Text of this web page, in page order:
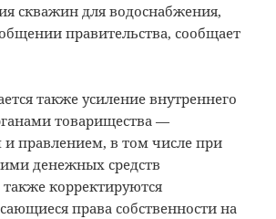
скважин для водоснабжения,
правительства, сообщает
также усиление внутреннего
товарищества —
и правлением, в том числе при
денежных средств
корректируются
права собственности на